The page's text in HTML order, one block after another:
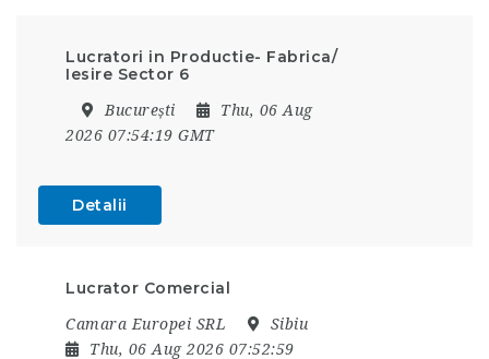
Lucratori in Productie- Fabrica/
Iesire Sector 6
București
Thu, 06 Aug
2026 07:54:19 GMT
Detalii
Lucrator Comercial
Camara Europei SRL
Sibiu
Thu, 06 Aug 2026 07:52:59